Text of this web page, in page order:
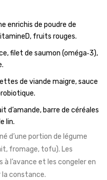
enrichis de poudre de
fruits rouges.
filet de saumon (oméga‑3),
de viande maigre, sauce
d’amande, barre de céréales
lin.
d’une portion de légume
fromage, tofu). Les
l’avance et les congeler en
constance.